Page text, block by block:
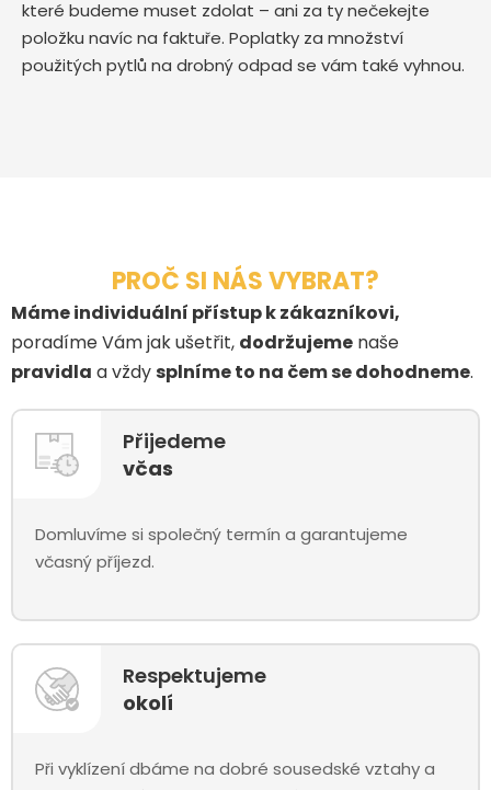
které budeme muset zdolat – ani za ty nečekejte
položku navíc na faktuře. Poplatky za množství
použitých pytlů na drobný odpad se vám také vyhnou.
PROČ SI NÁS VYBRAT?
Máme individuální přístup k zákazníkovi,
poradíme Vám jak ušetřit, dodržujeme naše
pravidla a vždy splníme to na čem se dohodneme.
Přijedeme
včas
Domluvíme si společný termín a garantujeme
včasný příjezd.
Respektujeme
okolí
Při vyklízení dbáme na dobré sousedské vztahy a